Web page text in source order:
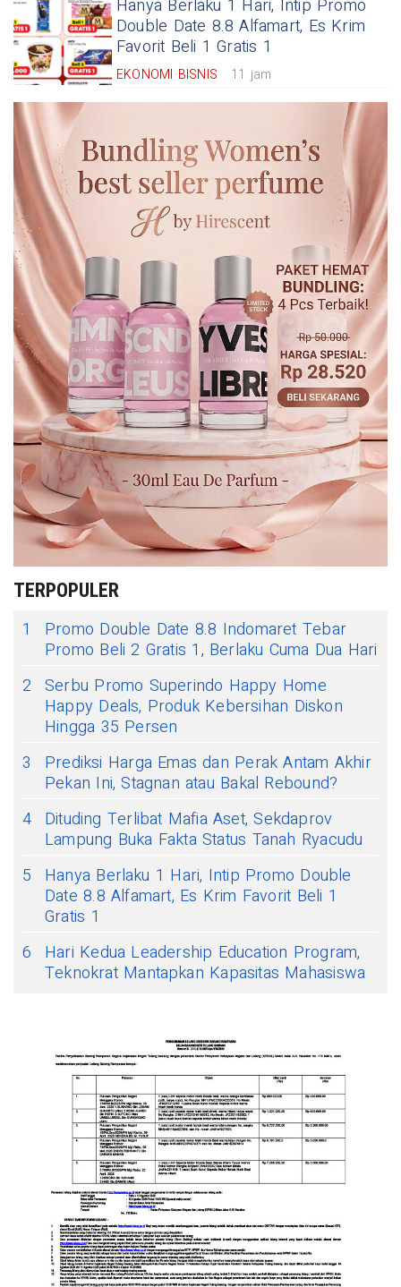
Hanya Berlaku 1 Hari, Intip Promo
Double Date 8.8 Alfamart, Es Krim
Favorit Beli 1 Gratis 1
EKONOMI BISNIS 11 jam
TERPOPULER
1
Promo Double Date 8.8 Indomaret Tebar
Promo Beli 2 Gratis 1, Berlaku Cuma Dua Hari
2 Serbu Promo Superindo Happy Home
Happy Deals, Produk Kebersihan Diskon
Hingga 35 Persen
3
Prediksi Harga Emas dan Perak Antam Akhir
Pekan Ini, Stagnan atau Bakal Rebound?
4 Dituding Terlibat Mafia Aset, Sekdaprov
Lampung Buka Fakta Status Tanah Ryacudu
5
Hanya Berlaku 1 Hari, Intip Promo Double
Date 8.8 Alfamart, Es Krim Favorit Beli 1
Gratis 1
6
Hari Kedua Leadership Education Program,
Teknokrat Mantapkan Kapasitas Mahasiswa